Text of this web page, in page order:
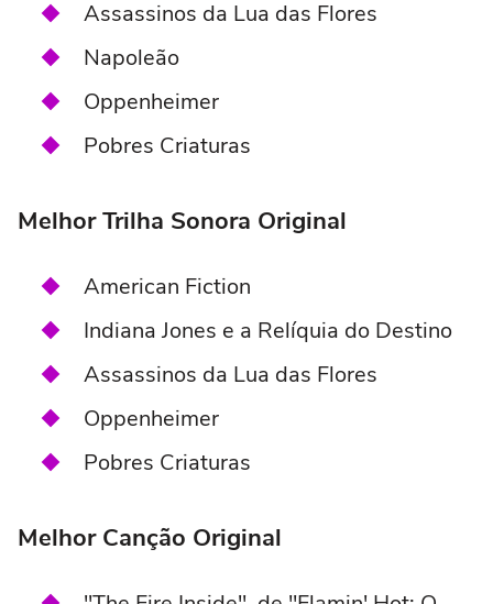
Assassinos da Lua das Flores
Napoleão
Oppenheimer
Pobres Criaturas
Melhor Trilha Sonora Original
American Fiction
Indiana Jones e a Relíquia do Destino
Assassinos da Lua das Flores
Oppenheimer
Pobres Criaturas
Melhor Canção Original